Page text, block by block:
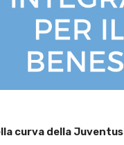
curva della Juventus